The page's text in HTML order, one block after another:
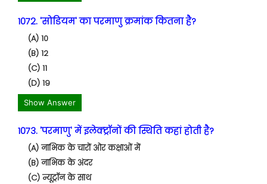
1072. 'सोडियम' का परमाणु क्रमांक कितना है?
(A) 10
(B) 12
(C) 11
(D) 19
Show Answer
1073. 'परमाणु' में इलेक्ट्रॉनों की स्थिति कहां होती है?
(A) नाभिक के चारों ओर कक्षाओं में
(B) नाभिक के अंदर
(C) न्यूट्रॉन के साथ